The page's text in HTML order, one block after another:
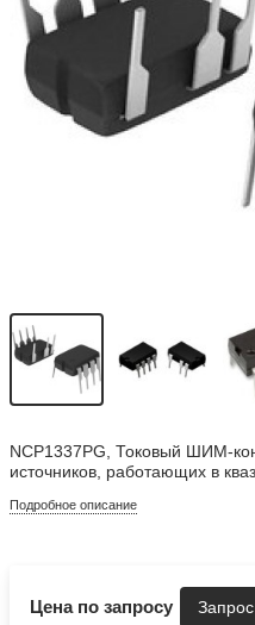
NCP1337PG, Токовый ШИМ-
источников, работающих в
Подробное описание
Цена по запросу